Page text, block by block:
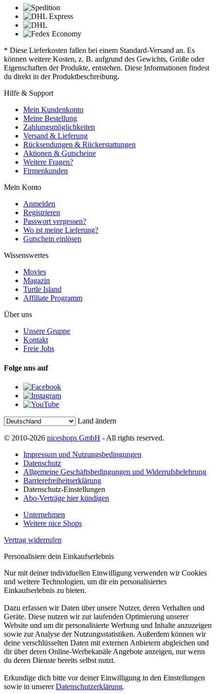
* Diese Lieferkosten fallen bei einem Standard-Versand an. Es
können weitere Kosten, z. B. aufgrund des Gewichts, Größe oder
Eigenschaften der Produkte, entstehen. Diese Informationen findest
du direkt in der Produktbeschreibung.
Hilfe & Support
Mein Kundenkonto
Meine Bestellung
Zahlungsmöglichkeiten
Versand & Lieferung
Rücksendungen & Rückerstattungen
Aktionen & Gutscheine
Weitere Fragen?
Firmenkunden
Mein Konto
Anmelden
Registrieren
Passwort vergessen?
Wo ist meine Lieferung?
Gutschein einlösen
Wissenswertes
Movies
Magazin
Turtle Island
Affiliate Programm
Über uns
Unsere Gruppe
Kontakt
Freie Jobs
Folge uns auf
Land ändern
© 2010-2026 niceshops GmbH - All rights reserved.
Impressum und Nutzungsbedingungen
Datenschutz
Allgemeine Geschäftsbedingungen und Widerrufsbelehrung
Barrierefreiheitserklärung
Datenschutz-Einstellungen
Abo-Verträge hier kündigen
Unternehmen
Weitere nice Shops
Vertrag widerrufen
Personalisiere dein Einkaufserlebnis
Nur mit deiner individuellen Einwilligung verwenden wir Cookies
und weitere Technologien, um dir ein personalisiertes
Einkaufserlebnis zu bieten.
Dazu erfassen wir Daten über unsere Nutzer, deren Verhalten und
Geräte. Diese nutzen wir zur laufenden Optimierung unserer
Website und um dir personalisierte Werbung und Inhalte anzuzeigen
sowie zur Analyse der Nutzungsstatistiken. Außerdem können wir
deine verschlüsselten Daten mit externen Anbietern abgleichen und
dir über deren Online-Werbekanäle Angebote anzeigen, nur wenn
du deren Dienste bereits selbst nutzt.
Erkundige dich bitte vor deiner Einwilligung in den Einstellungen
sowie in unsererDatenschutzerklärung.